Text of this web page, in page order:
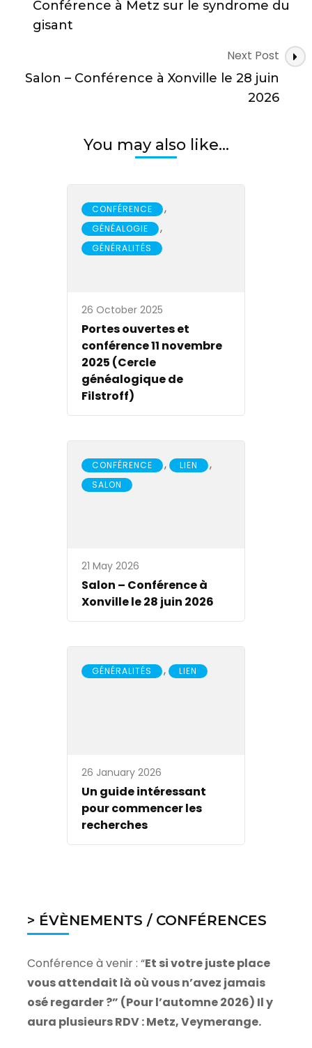
Conférence à Metz sur le syndrome du
gisant
Next Post
Salon – Conférence à Xonville le 28 juin
2026
You may also like...
CONFÉRENCE ,
GÉNÉALOGIE ,
GÉNÉRALITÉS
26 October 2025
Portes ouvertes et
conférence 11 novembre
2025 (Cercle
généalogique de
Filstroff)
CONFÉRENCE , LIEN ,
SALON
21 May 2026
Salon – Conférence à
Xonville le 28 juin 2026
GÉNÉRALITÉS , LIEN
26 January 2026
Un guide intéressant
pour commencer les
recherches
> ÉVÈNEMENTS / CONFÉRENCES
Conférence à venir : “Et si votre juste place
vous attendait là où vous n’avez jamais
osé regarder ?” (Pour l’automne 2026) Il y
aura plusieurs RDV : Metz, Veymerange.